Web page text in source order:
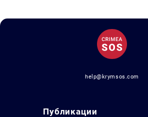
help@krymsos.com
Публикации